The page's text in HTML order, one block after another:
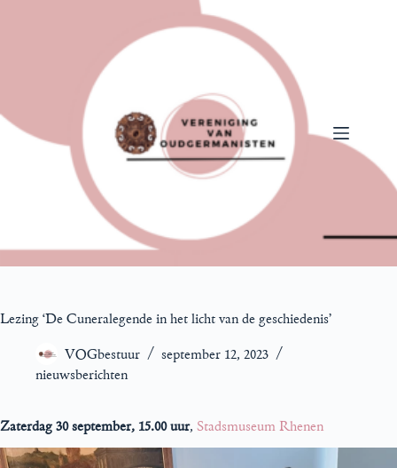
Lezing ‘De Cuneralegende in het licht van de geschiedenis’
VOGbestuur
september 12, 2023
nieuwsberichten
Zaterdag 30 september, 15.00 uur, Stadsmuseum Rhenen